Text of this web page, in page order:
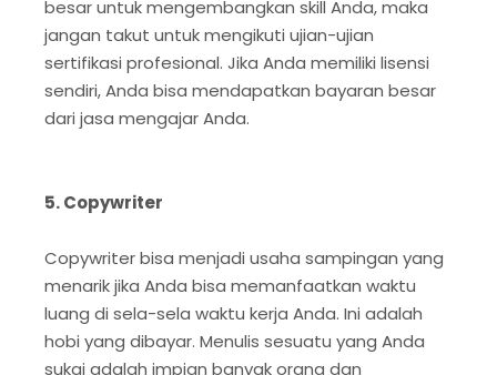
besar untuk mengembangkan skill Anda, maka
jangan takut untuk mengikuti ujian-ujian
sertifikasi profesional. Jika Anda memiliki lisensi
sendiri, Anda bisa mendapatkan bayaran besar
dari jasa mengajar Anda.
5. Copywriter
Copywriter bisa menjadi usaha sampingan yang
menarik jika Anda bisa memanfaatkan waktu
luang di sela-sela waktu kerja Anda. Ini adalah
hobi yang dibayar. Menulis sesuatu yang Anda
sukai adalah impian banyak orang dan